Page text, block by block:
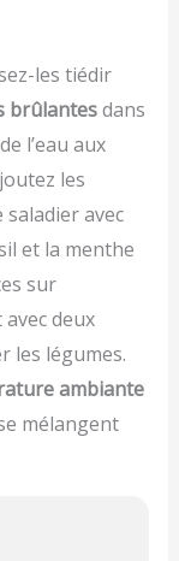
les tiédir
brûlantesdans
l’eau aux
les
avec
et la menthe
sur
deux
les légumes.
ambiante
mélangent